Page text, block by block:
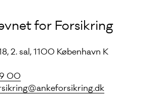
for Forsikring
2. sal, 1100 København K
00